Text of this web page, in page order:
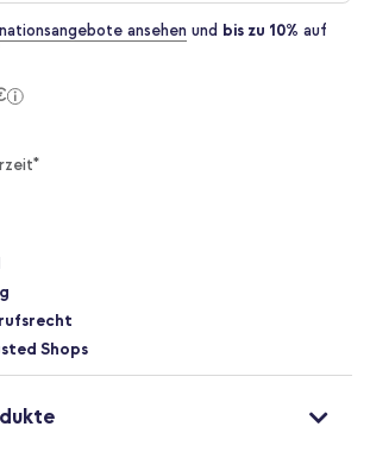
ansehen und bis zu 10% auf
Shops